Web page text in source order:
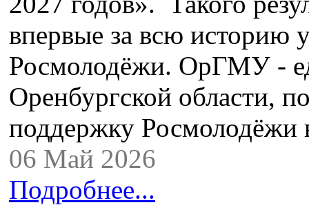
впервые за всю историю
Росмолодёжи. ОрГМУ -
Оренбургской области,
поддержку
06 Май 2026
Подробнее...